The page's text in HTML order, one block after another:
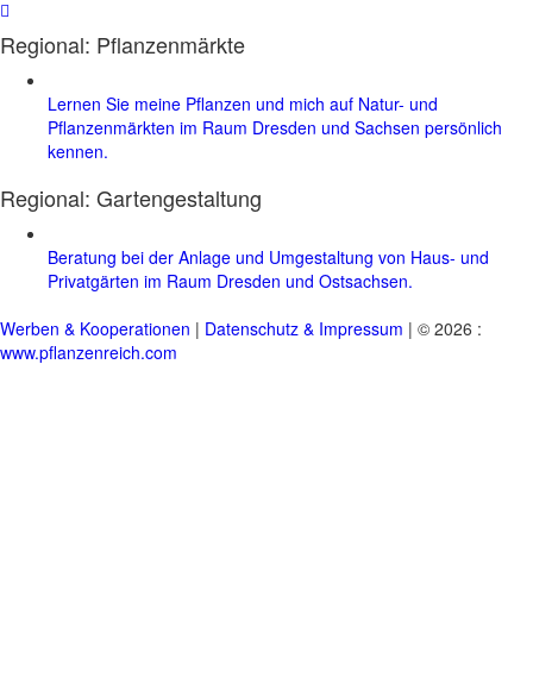
Regional: Pflanzenmärkte
Lernen Sie meine Pflanzen und mich auf Natur- und
Pflanzenmärkten im Raum Dresden und Sachsen persönlich
kennen.
Regional: Gartengestaltung
Beratung bei der Anlage und Umgestaltung von Haus- und
Privatgärten im Raum Dresden und Ostsachsen.
Werben & Kooperationen | Datenschutz & Impressum | © 2026 :
www.pflanzenreich.com